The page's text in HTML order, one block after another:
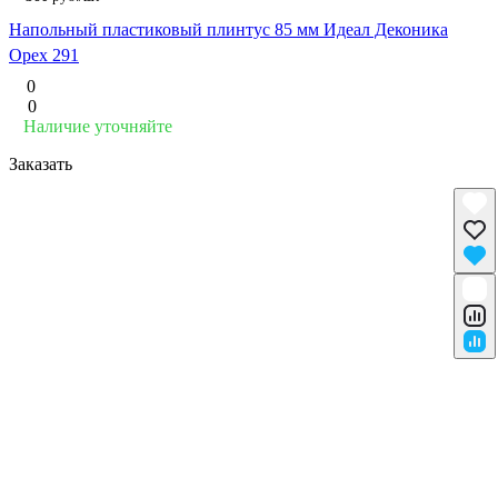
Напольный пластиковый плинтус 85 мм Идеал Деконика
Орех 291
0
0
Наличие уточняйте
Заказать